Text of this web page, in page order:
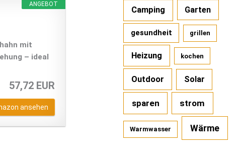
ANGEBOT
mit
– ideal
57,72 EUR
ansehen
Camping Garten
gesundheit grillen
Heizung kochen
Outdoor Solar
sparen strom
Warmwasser Wärme